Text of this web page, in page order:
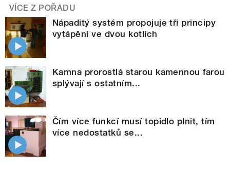
VÍCE Z POŘADU
Nápaditý systém propojuje tři principy
vytápění ve dvou kotlích
Kamna prorostlá starou kamennou farou
splývají s ostatním...
Čím více funkcí musí topidlo plnit, tím
více nedostatků se...